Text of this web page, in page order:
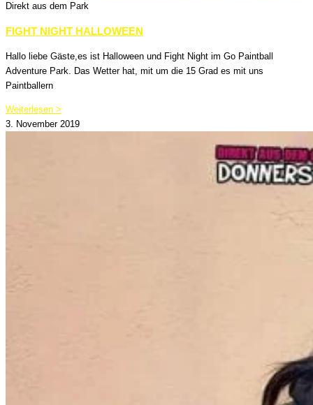
Direkt aus dem Park
FIGHT NIGHT HALLOWEEN
Hallo liebe Gäste,es ist Halloween und Fight Night im Go Paintball
Adventure Park. Das Wetter hat, mit um die 15 Grad es mit uns
Paintballern
Weiterlesen >
3. November 2019